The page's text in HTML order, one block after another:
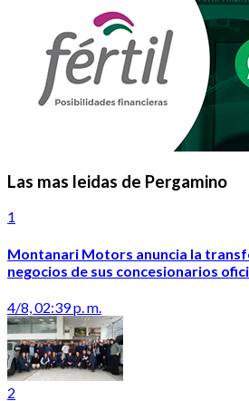
Las mas leidas de Pergamino
1
Montanari Motors anuncia la
negocios de sus concesionarios
4/8, 02:39 p. m.
2